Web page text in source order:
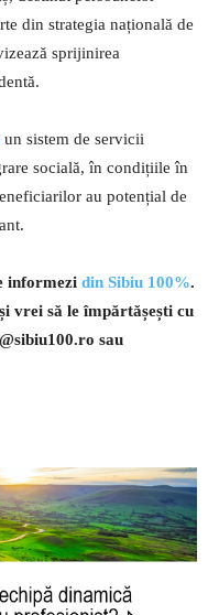
din strategia națională de
sprijinirea
un sistem de servicii
socială, în condițiile în
au potențial de
informezi din Sibiu 100%.
vrei să le împărtășești cu
sau